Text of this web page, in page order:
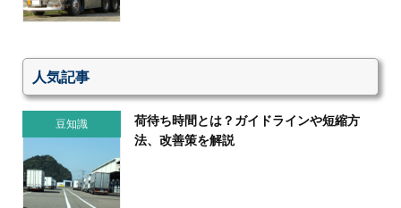
人気記事
豆知識
荷待ち時間とは？ガイドラインや短縮方
法、改善策を解説